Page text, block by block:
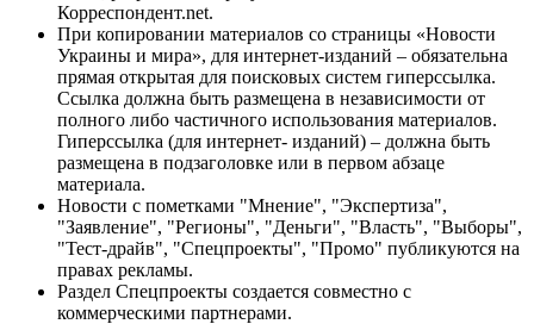
Корреспондент.net.
При копировании материалов со страницы «Новости
Украины и мира», для интернет-изданий – обязательна
прямая открытая для поисковых систем гиперссылка.
Ссылка должна быть размещена в независимости от
полного либо частичного использования материалов.
Гиперссылка (для интернет- изданий) – должна быть
размещена в подзаголовке или в первом абзаце
материала.
Новости с пометками "Мнение", "Экспертиза",
"Заявление", "Регионы", "Деньги", "Власть", "Выборы",
"Тест-драйв", "Спецпроекты", "Промо" публикуются на
правах рекламы.
Раздел Спецпроекты создается совместно с
коммерческими партнерами.